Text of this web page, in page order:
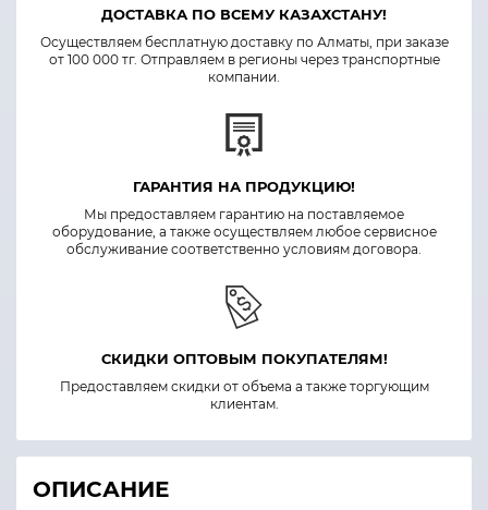
ДОСТАВКА ПО ВСЕМУ КАЗАХСТАНУ!
Осуществляем бесплатную доставку по Алматы, при заказе
от 100 000 тг. Отправляем в регионы через транспортные
компании.
ГАРАНТИЯ НА ПРОДУКЦИЮ!
Мы предоставляем гарантию на поставляемое
оборудование, а также осуществляем любое сервисное
обслуживание соответственно условиям договора.
СКИДКИ ОПТОВЫМ ПОКУПАТЕЛЯМ!
Предоставляем скидки от объема а также торгующим
клиентам.
ОПИСАНИЕ